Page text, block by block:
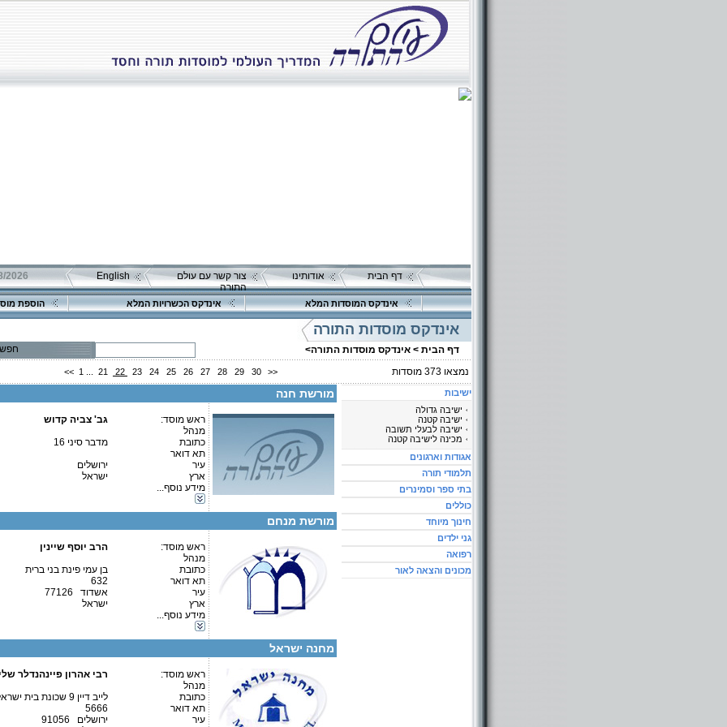
דף הבית אודותינו
צור קשר עם עולם
התורה
English
אינדקס המוסדות המלא אינדקס הכשרויות המלא הוספת
אינדקס מוסדות התורה
דף הבית > אינדקס מוסדות התורה>
חפש
נמצאו 373 מוסדות << 1 21 22 23 24 25 26 27 28 29 30 >>
מורשת חנה
ראש מוסד:
גב' צביה קדוש
מנהל
כתובת
מדבר סיני 16
תא דואר
עיר
ירושלים
ארץ
ישראל
מידע נוסף...
טלפון 1:
טלפון 2:
איש קשר:
קטגוריות:
מורשת מנחם
ראש מוסד:
הרב יוסף שיינין
מנהל
כתובת
בן עמי פינת בני ברית
תא דואר
632
עיר
אשדוד 77126
ארץ
ישראל
מידע נוסף...
פרטים נוספים:
טלפון 1:
טלפון 2:
פקס
מספר עמותה:
580039949
קטגוריות:
אגודות וארגונים-צדקה
מחנה ישראל
ראש מוסד:
רבי אהרון פיינהנדלר
מנהל
כתובת
לייב דיין 9 שכונת בית ישראל
תא דואר
5666
עיר
ירושלים 91056
פרטים נוספים:
טלפון 1:
טלפון 2:
פקס
הועד לטוהר התקשורת: 972-2-5020016
ישיבות
ישיבה גדולה
ישיבה קטנה
ישיבה לבעלי תשובה
מכינה לישיבה קטנה
אגודות וארגונים
תלמודי תורה
בתי ספר וסמינרים
כוללים
חינוך מיוחד
גני ילדים
רפואה
מכונים והצאה לאור